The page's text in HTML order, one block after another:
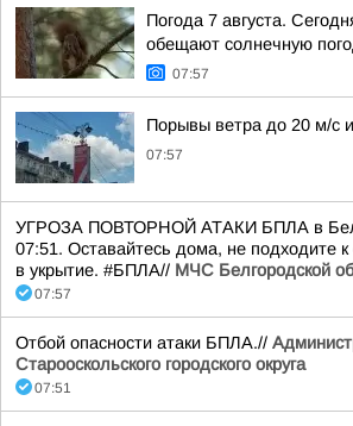
Погода 7 августа.
обещают солнечную
07:57
Порывы ветра до 20 м/с
07:57
УГРОЗА ПОВТОРНОЙ АТАКИ БПЛА в
07:51. Оставайтесь дома, не подходите
в укрытие. #БПЛА// МЧС Белгородской
07:57
Отбой опасности атаки БПЛА.//
Старооскольского городского округа
07:51